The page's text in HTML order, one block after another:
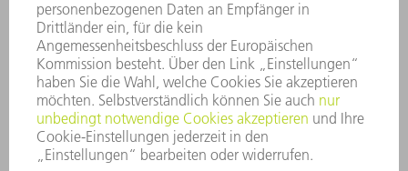
SECURITY
PRESSEMITTEILUNGEN
MAGAZINE
LIEFERANTEN
NACHHALTIGKEIT
UMWELT & KLIMA
SOZIALES & GESELLSCHAFT
UNTERNEHMENSFÜHRUNG